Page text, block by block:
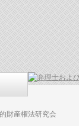
財産権法研究会